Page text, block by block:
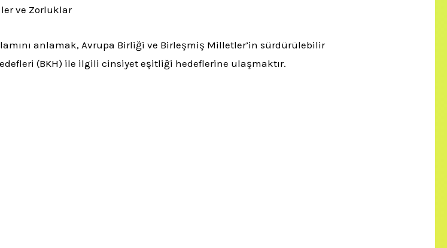
ve Zorluklar
anlamak, Avrupa Birliği ve Birleşmiş Milletler’in sürdürülebilir
(BKH) ile ilgili cinsiyet eşitliği hedeflerine ulaşmaktır.